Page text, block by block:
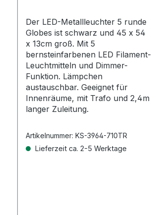
Der LED-Metallleuchter 5 runde
Globes ist schwarz und 45 x 54
x 13cm groß. Mit 5
bernsteinfarbenen LED Filament-
Leuchtmitteln und Dimmer-
Funktion. Lämpchen
austauschbar. Geeignet für
Innenräume, mit Trafo und 2,4m
langer Zuleitung.
Artikelnummer: KS-3964-710TR
Lieferzeit ca. 2-5 Werktage